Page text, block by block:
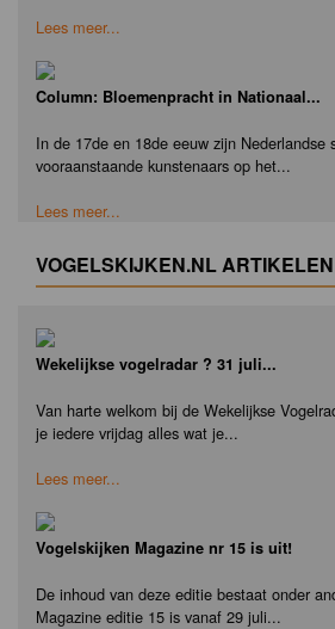
Lees meer...
Column: Bloemenpracht in Nationaal...
In de 17de en 18de eeuw zijn Nederlandse
vooraanstaande kunstenaars op het...
Lees meer...
VOGELSKIJKEN.NL ARTIKELEN
Wekelijkse vogelradar ? 31 juli...
Van harte welkom bij de Wekelijkse
je iedere vrijdag alles wat je...
Lees meer...
Vogelskijken Magazine nr 15 is uit!
De inhoud van deze editie bestaat onder
Magazine editie 15 is vanaf 29 juli...